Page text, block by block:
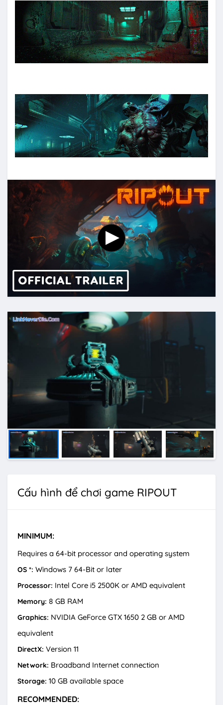
Cấu hình để chơi game RIPOUT
MINIMUM:
Requires a 64-bit processor and operating system
OS *: Windows 7 64-Bit or later
Processor: Intel Core i5 2500K or AMD equivalent
Memory: 8 GB RAM
Graphics: NVIDIA GeForce GTX 1650 2 GB or AMD
equivalent
DirectX: Version 11
Network: Broadband Internet connection
Storage: 10 GB available space
RECOMMENDED: